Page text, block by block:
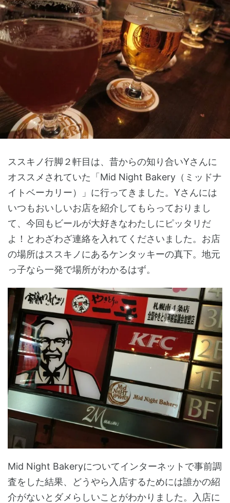
ススキノ行脚２軒目は、昔からの知り合いYさんに
オススメされていた「Mid Night Bakery（ミッドナ
イトベーカリー）」に行ってきました。Yさんには
いつもおいしいお店を紹介してもらっておりまし
て、今回もビールが大好きなわたしにピッタリだ
よ！とわざわざ連絡を入れてくださいました。お店
の場所はススキノにあるケンタッキーの真下。地元
っ子なら一発で場所がわかるはず。
Mid Night Bakeryについてインターネットで事前調
査をした結果、どうやら入店するためには誰かの紹
介がないとダメらしいことがわかりました。入店に